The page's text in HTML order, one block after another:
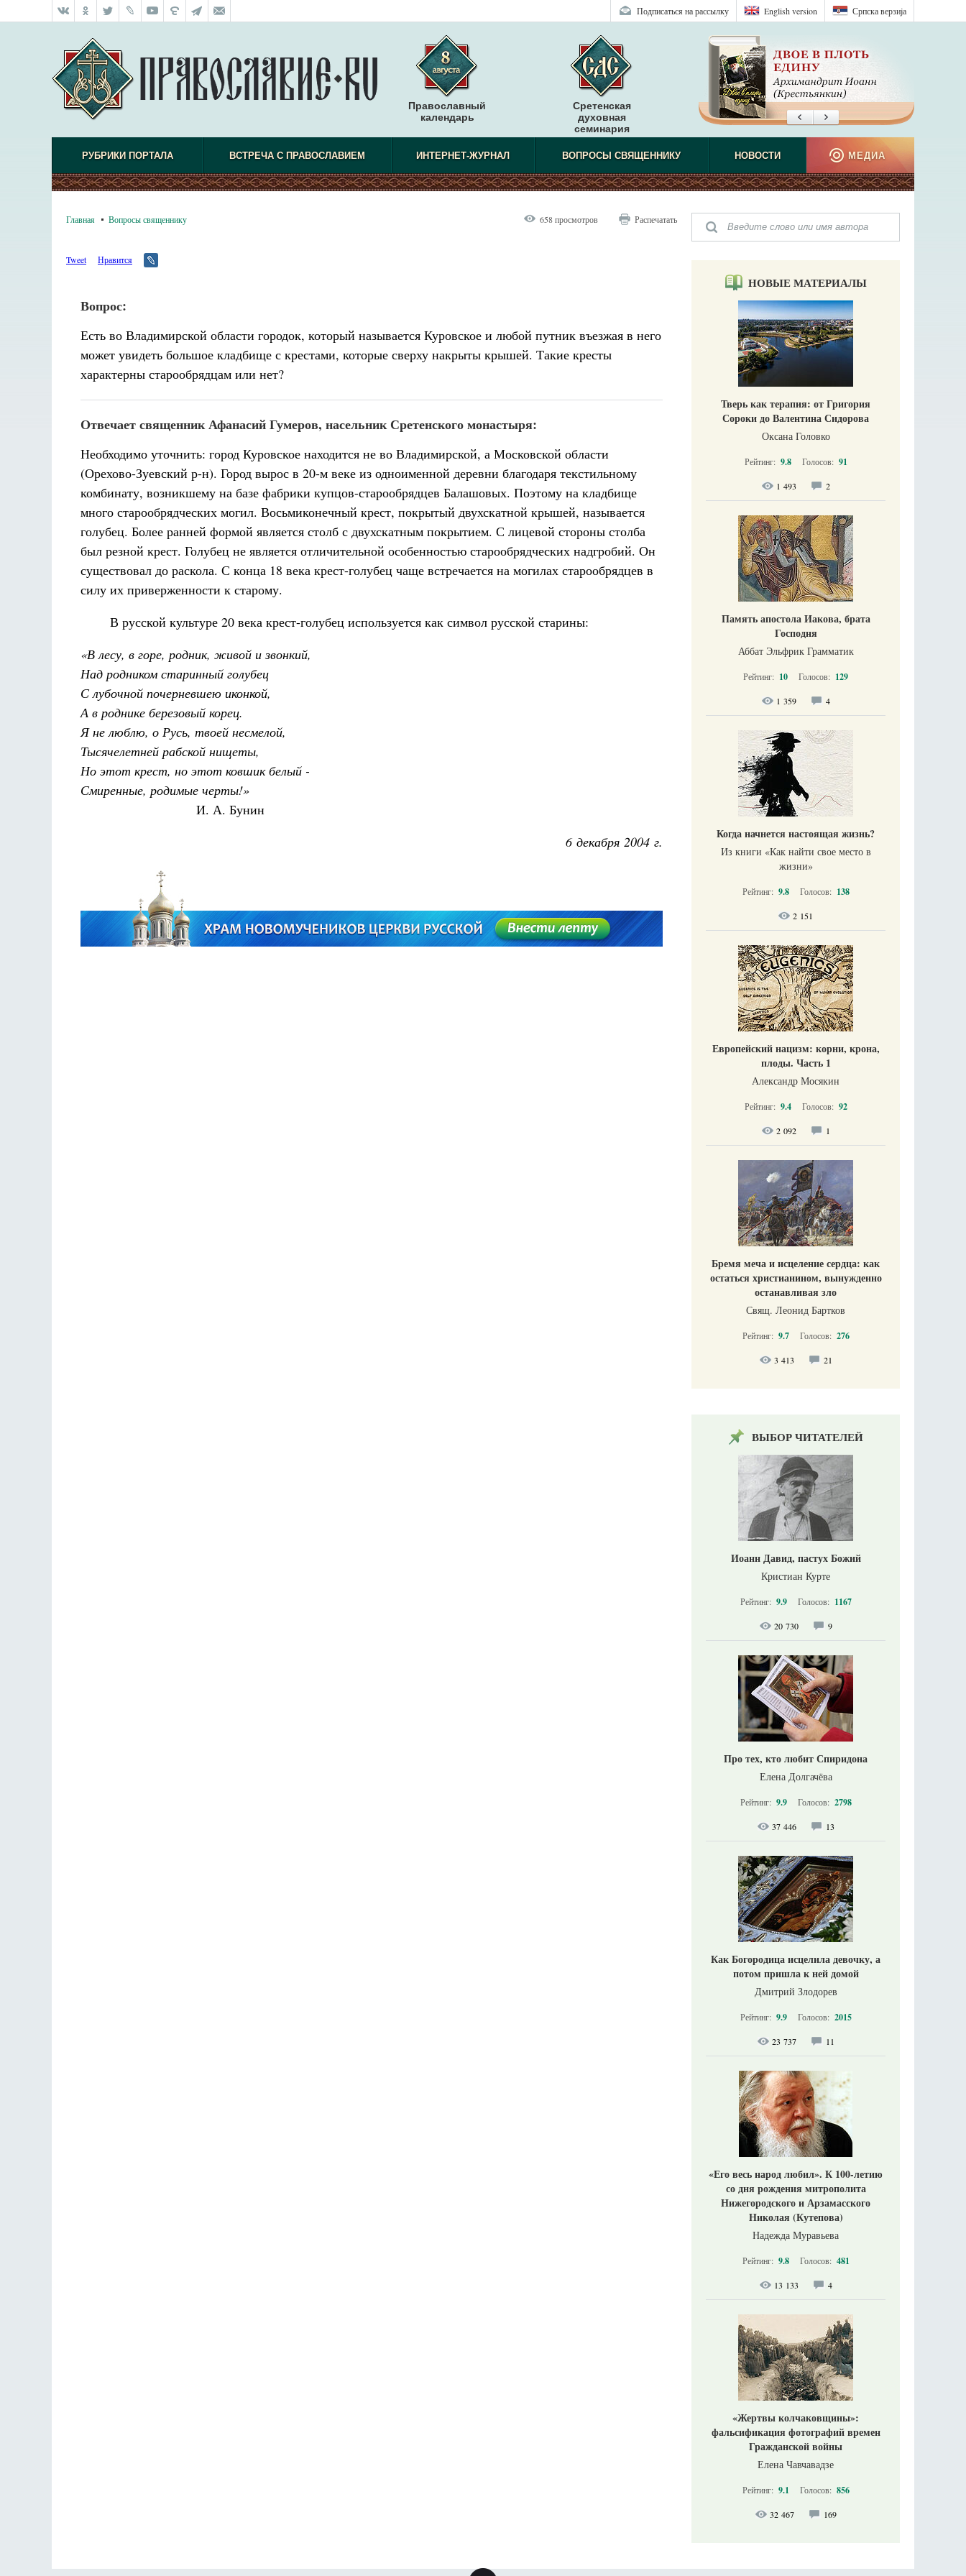
Српска верзиjа
English version
Подписаться на рассылку
Православный
календарь
Сретенская
духовная
семинария
РУБРИКИ ПОРТАЛА ВСТРЕЧА С ПРАВОСЛАВИЕМ ИНТЕРНЕТ-ЖУРНАЛ ВОПРОСЫ СВЯЩЕННИКУ НОВОСТИ МЕДИА
Главная Вопросы священнику 658 просмотров Распечатать
Tweet Нравится
Вопрос:
Есть во Владимирской области городок, который называется Куровское и любой путник въезжая в него
может увидеть большое кладбище с крестами, которые сверху накрыты крышей. Такие кресты
характерны старообрядцам или нет?
Отвечает священник Афанасий Гумеров, насельник Сретенского монастыря:
Необходимо уточнить: город Куровское находится не во Владимирской, а Московской области
(Орехово-Зуевский р-н). Город вырос в 20-м веке из одноименной деревни благодаря текстильному
комбинату, возникшему на базе фабрики купцов-старообрядцев Балашовых. Поэтому на кладбище
много старообрядческих могил. Восьмиконечный крест, покрытый двухскатной крышей, называется
голубец. Более ранней формой является столб с двухскатным покрытием. С лицевой стороны столба
был резной крест. Голубец не является отличительной особенностью старообрядческих надгробий. Он
существовал до раскола. С конца 18 века крест-голубец чаще встречается на могилах старообрядцев в
силу их приверженности к старому.
В русской культуре 20 века крест-голубец используется как символ русской старины:
«Влесу, в горе, родник, живой и звонкий,
Над родником старинный голубец
С лубочной почерневшею иконкой,
А в роднике березовый корец.
Я не люблю, о Русь, твоей несмелой,
Тысячелетней рабской нищеты,
Но этот крест, но этот ковшикбелый -
Смиренные, родимые черты!»
И. А. Бунин
6 декабря 2004 г.
НОВЫЕ МАТЕРИАЛЫ
Тверь как терапия: от Григория
Сороки до Валентина Сидорова
Оксана Головко
Рейтинг: 9.8 Голосов: 91
1 493 2
Память апостола Иакова, брата
Господня
Аббат Эльфрик Грамматик
Рейтинг: 10 Голосов: 129
1 359 4
Когда начнется настоящая жизнь?
Из книги «Как найти свое место в
жизни​»
Рейтинг: 9.8 Голосов: 138
2 151
Европейский нацизм: корни, крона,
плоды. Часть 1
Александр Мосякин
Рейтинг: 9.4 Голосов: 92
2 092 1
Бремя меча и исцеление сердца: как
остаться христианином, вынужденно
останавливая зло
Свящ. Леонид Бартков
Рейтинг: 9.7 Голосов: 276
3 413 21
ВЫБОР ЧИТАТЕЛЕЙ
Иоанн Давид, пастух Божий
Кристиан Курте
Рейтинг: 9.9 Голосов: 1167
20 730 9
Про тех, кто любит Спиридона
Елена Долгачёва
Рейтинг: 9.9 Голосов: 2798
37 446 13
Как Богородица исцелила девочку, а
потом пришла к ней домой
Дмитрий Злодорев
Рейтинг: 9.9 Голосов: 2015
23 737 11
«Его весь народ любил». К 100-летию
со дня рождения митрополита
Нижегородского и Арзамасского
Николая (Кутепова)
Надежда Муравьева
Рейтинг: 9.8 Голосов: 481
13 133 4
«Жертвы колчаковщины»:
фальсификация фотографий времен
Гражданской войны
Елена Чавчавадзе
Рейтинг: 9.1 Голосов: 856
32 467 169